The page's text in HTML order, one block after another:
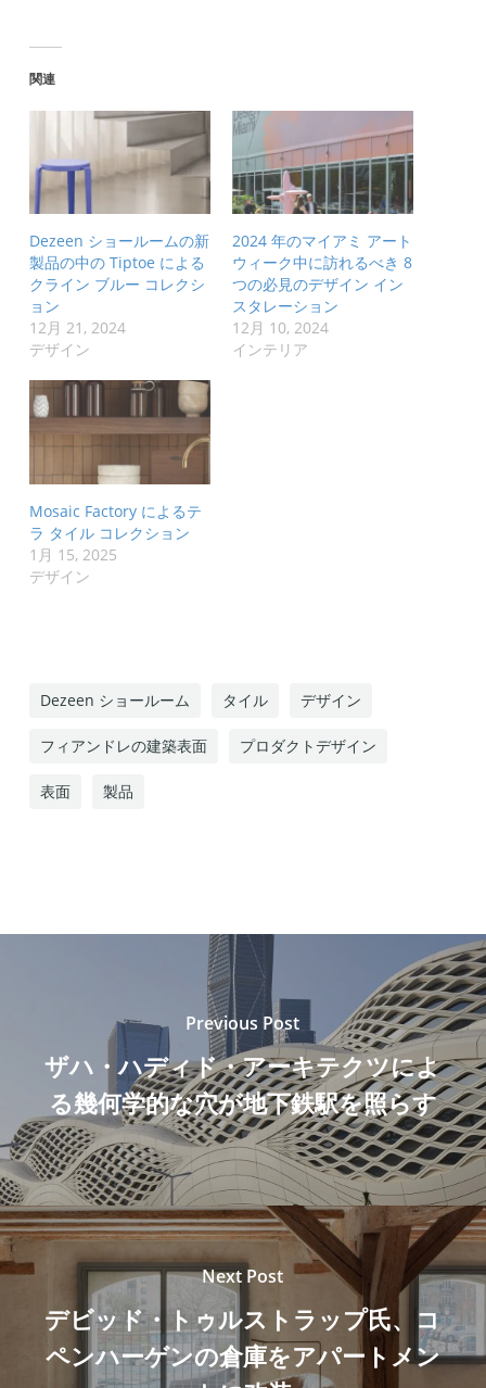
関連
Dezeen ショールームの新
製品の中の Tiptoe による
クライン ブルー コレクシ
ョン
12月 21, 2024
デザイン
2024 年のマイアミ アート
ウィーク中に訪れるべき 8
つの必見のデザイン イン
スタレーション
12月 10, 2024
インテリア
Mosaic Factory によるテ
ラ タイル コレクション
1月 15, 2025
デザイン
Dezeen ショールーム タイル デザイン
フィアンドレの建築表面 プロダクトデザイン
表面 製品
Previous Post
ザハ・ハディド・アーキテクツによ
る幾何学的な穴が地下鉄駅を照らす
Next Post
デビッド・トゥルストラップ氏、コ
ペンハーゲンの倉庫をアパートメン